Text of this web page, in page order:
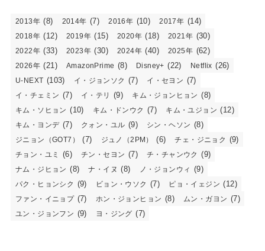
2013年 (8) 2014年 (7) 2016年 (10) 2017年 (14)
2018年 (12) 2019年 (15) 2020年 (18) 2021年 (30)
2022年 (33) 2023年 (30) 2024年 (40) 2025年 (62)
2026年 (21) AmazonPrime (8) Disney+ (22) Netflix (26)
U-NEXT (103) イ・ジョンソク (7) イ・セヨン (7)
イ・チェミン (7) イ・テリ (9) キム・ジョンヒョン (8)
キム・ソヒョン (10) キム・ドンウク (7) キム・ユジョン (12)
キム・ヨンデ (7) クォン・ユル (9) シン・ヘソン (8)
ジニョン（GOT7） (7) ジュノ（2PM） (6) チェ・ジニョク (9)
チョン・ユミ (6) チン・セヨン (7) チ・チャンウク (9)
ナム・ジヒョン (8) ナ・イヌ (8) ノ・ジョンウィ (9)
パク・ヒョンシク (9) ビョン・ウソク (7) ピョ・イェジン (12)
ファン・イニョプ (7) ホン・ジョンヒョン (8) ムン・ガヨン (7)
ユン・ジョンフン (9) ヨ・ジング (7)